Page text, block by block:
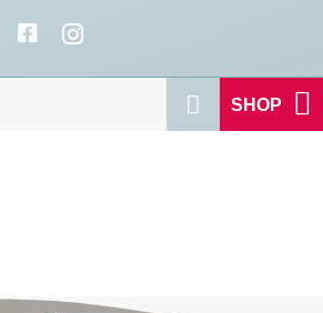
SHOP